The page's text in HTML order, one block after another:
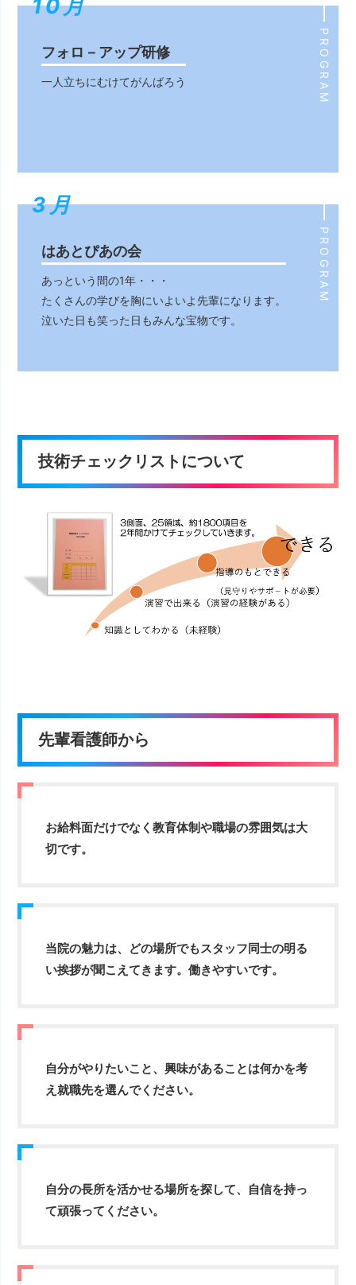
PROGRAM
10月
10月
フォロ－アップ研修
一人立ちにむけてがんばろう
PROGRAM
3月
3月
はあとぴあの会
あっという間の1年・・・
たくさんの学びを胸にいよいよ先輩になります。
泣いた日も笑った日もみんな宝物です。
技術チェックリストについて
先輩看護師から
お給料面だけでなく教育体制や職場の雰囲気は大
切です。
当院の魅力は、どの場所でもスタッフ同士の明る
い挨拶が聞こえてきます。働きやすいです。
自分がやりたいこと、興味があることは何かを考
え就職先を選んでください。
自分の長所を活かせる場所を探して、自信を持っ
て頑張ってください。